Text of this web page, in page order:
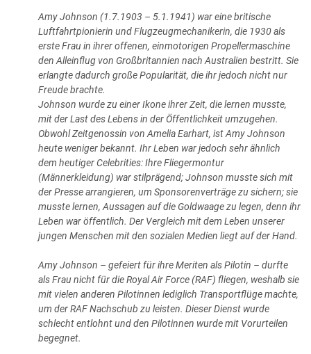
Amy Johnson (1.7.1903 – 5.1.1941) war eine britische
Luftfahrtpionierin und Flugzeugmechanikerin, die 1930 als
erste Frau in ihrer offenen, einmotorigen Propellermaschine
den Alleinflug von Großbritannien nach Australien bestritt. Sie
erlangte dadurch große Popularität, die ihr jedoch nicht nur
Freude brachte.
Johnson wurde zu einer Ikone ihrer Zeit, die lernen musste,
mit der Last des Lebens in der Öffentlichkeit umzugehen.
Obwohl Zeitgenossin von Amelia Earhart, ist Amy Johnson
heute weniger bekannt. Ihr Leben war jedoch sehr ähnlich
dem heutiger Celebrities: Ihre Fliegermontur
(Männerkleidung) war stilprägend; Johnson musste sich mit
der Presse arrangieren, um Sponsorenverträge zu sichern; sie
musste lernen, Aussagen auf die Goldwaage zu legen, denn ihr
Leben war öffentlich. Der Vergleich mit dem Leben unserer
jungen Menschen mit den sozialen Medien liegt auf der Hand.
Amy Johnson – gefeiert für ihre Meriten als Pilotin – durfte
als Frau nicht für die Royal Air Force (RAF) fliegen, weshalb sie
mit vielen anderen Pilotinnen lediglich Transportflüge machte,
um der RAF Nachschub zu leisten. Dieser Dienst wurde
schlecht entlohnt und den Pilotinnen wurde mit Vorurteilen
begegnet.